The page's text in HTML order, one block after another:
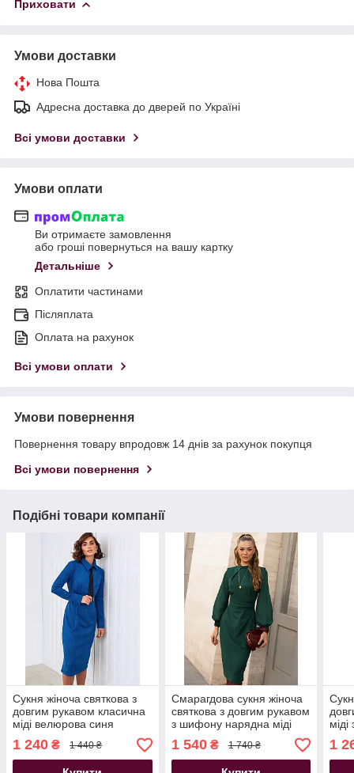
Приховати
Умови доставки
Нова Пошта
Адресна доставка до дверей по Україні
Всі умови доставки
Умови оплати
Ви отримаєте замовлення
або гроші повернуться на вашу картку
Детальніше
Оплатити частинами
Післяплата
Оплата на рахунок
Всі умови оплати
Умови повернення
Повернення товару впродовж 14 днів за рахунок покупця
Всі умови повернення
Подібні товари компанії
Сукня жіноча святкова з
довгим рукавом класична
міді велюрова синя
1 240 ₴ 1 440 ₴
Смарагдова сукня жіноча
святкова з довгим рукавом
з шифону нарядна міді
1 540₴ 1 740 ₴ 1